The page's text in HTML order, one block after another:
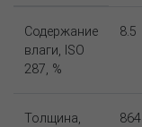
Содержание
влаги, ISO
287, %
8.5
Толщина,
864